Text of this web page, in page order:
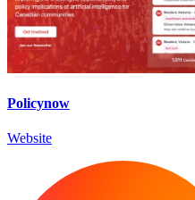
Policynow
Website